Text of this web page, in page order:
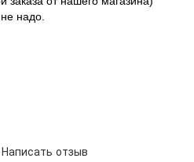
надо.
Написать отзыв